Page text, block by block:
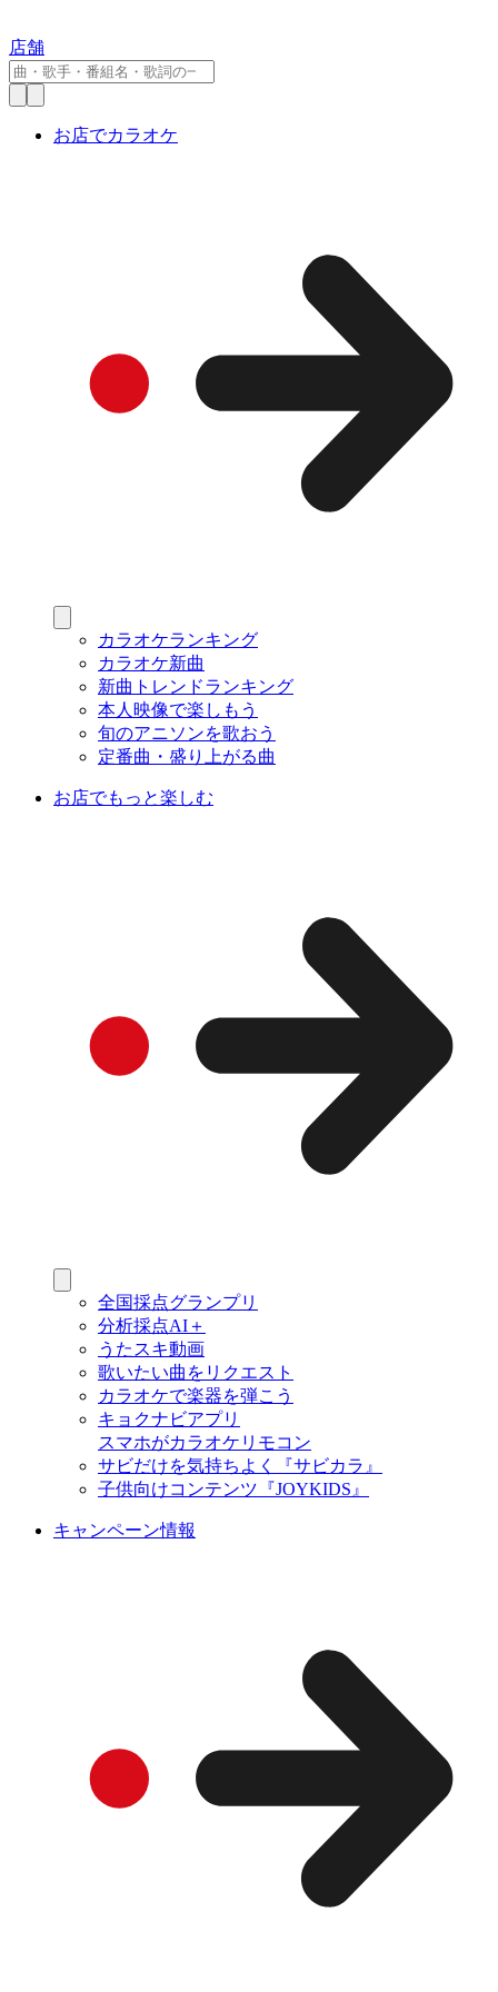
店舗
お店でカラオケ
カラオケランキング
カラオケ新曲
新曲トレンドランキング
本人映像で楽しもう
旬のアニソンを歌おう
定番曲・盛り上がる曲
お店でもっと楽しむ
全国採点グランプリ
分析採点AI＋
うたスキ動画
歌いたい曲をリクエスト
カラオケで楽器を弾こう
キョクナビアプリ
スマホがカラオケリモコン
サビだけを気持ちよく『サビカラ』
子供向けコンテンツ『JOYKIDS』
キャンペーン情報